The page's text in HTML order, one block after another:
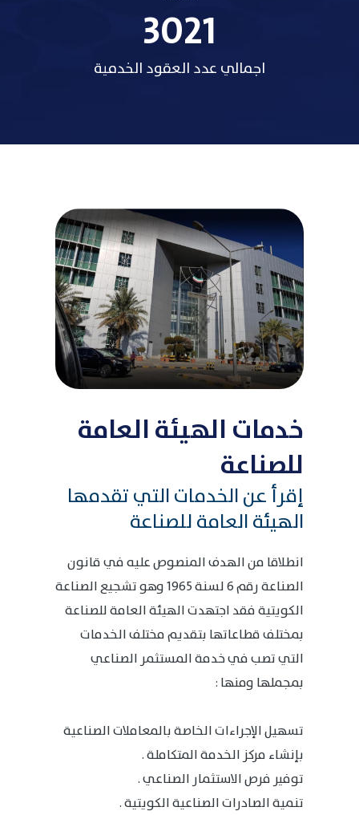
3485
اجمالي عدد العقود الخدمية
خدمات الهيئة العامة
للصناعة
إقرأ عن الخدمات التي تقدمها
الهيئة العامة للصناعة
انطلاقا من الهدف المنصوص عليه في قانون
الصناعة رقم 6 لسنة 1965 وهو تشجيع الصناعة
الكويتية فقد اجتهدت الهيئة العامة للصناعة
بمختلف قطاعاتها بتقديم مختلف الخدمات
التي تصب في خدمة المستثمر الصناعي
بمجملها ومنها :
تسهيل الإجراءات الخاصة بالمعاملات الصناعية
بإنشاء مركز الخدمة المتكاملة .
توفير فرص الاستثمار الصناعي .
تنمية الصادرات الصناعية الكويتية .